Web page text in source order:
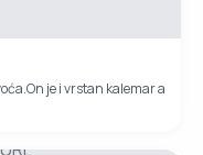
je i vrstan kalemar a